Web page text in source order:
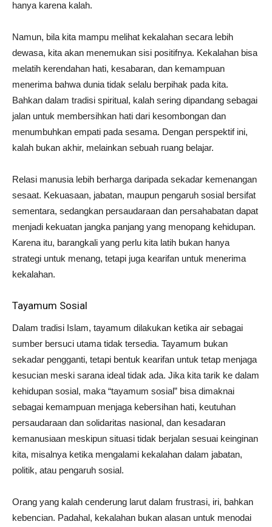
hanya karena kalah.
Namun, bila kita mampu melihat kekalahan secara lebih
dewasa, kita akan menemukan sisi positifnya. Kekalahan bisa
melatih kerendahan hati, kesabaran, dan kemampuan
menerima bahwa dunia tidak selalu berpihak pada kita.
Bahkan dalam tradisi spiritual, kalah sering dipandang sebagai
jalan untuk membersihkan hati dari kesombongan dan
menumbuhkan empati pada sesama. Dengan perspektif ini,
kalah bukan akhir, melainkan sebuah ruang belajar.
Relasi manusia lebih berharga daripada sekadar kemenangan
sesaat. Kekuasaan, jabatan, maupun pengaruh sosial bersifat
sementara, sedangkan persaudaraan dan persahabatan dapat
menjadi kekuatan jangka panjang yang menopang kehidupan.
Karena itu, barangkali yang perlu kita latih bukan hanya
strategi untuk menang, tetapi juga kearifan untuk menerima
kekalahan.
Tayamum Sosial
Dalam tradisi Islam, tayamum dilakukan ketika air sebagai
sumber bersuci utama tidak tersedia. Tayamum bukan
sekadar pengganti, tetapi bentuk kearifan untuk tetap menjaga
kesucian meski sarana ideal tidak ada. Jika kita tarik ke dalam
kehidupan sosial, maka “tayamum sosial” bisa dimaknai
sebagai kemampuan menjaga kebersihan hati, keutuhan
persaudaraan dan solidaritas nasional, dan kesadaran
kemanusiaan meskipun situasi tidak berjalan sesuai keinginan
kita, misalnya ketika mengalami kekalahan dalam jabatan,
politik, atau pengaruh sosial.
Orang yang kalah cenderung larut dalam frustrasi, iri, bahkan
kebencian. Padahal, kekalahan bukan alasan untuk menodai